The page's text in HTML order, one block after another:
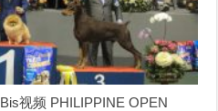
视频 PHILIPPINE OPEN